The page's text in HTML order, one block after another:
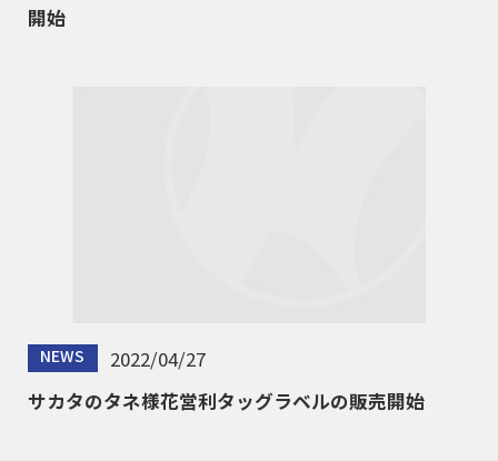
開始
NEWS
2022/04/27
サカタのタネ様花営利タッグラベルの販売開始